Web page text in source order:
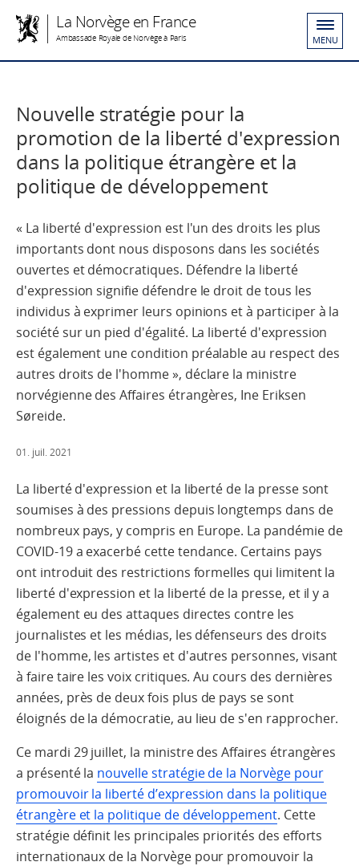
La Norvège en France
Ambassade Royale de Norvège à Paris MENU
Nouvelle stratégie pour la
promotion de la liberté d'expression
dans la politique étrangère et la
politique de développement
« La liberté d'expression est l'un des droits les plus
importants dont nous disposons dans les sociétés
ouvertes et démocratiques. Défendre la liberté
d'expression signifie défendre le droit de tous les
individus à exprimer leurs opinions et à participer à la
société sur un pied d'égalité. La liberté d'expression
est également une condition préalable au respect des
autres droits de l'homme », déclare la ministre
norvégienne des Affaires étrangères, Ine Eriksen
Søreide.
01. juil. 2021
La liberté d'expression et la liberté de la presse sont
soumises à des pressions depuis longtemps dans de
nombreux pays, y compris en Europe. La pandémie de
COVID-19 a exacerbé cette tendance. Certains pays
ont introduit des restrictions formelles qui limitent la
liberté d'expression et la liberté de la presse, et il y a
également eu des attaques directes contre les
journalistes et les médias, les défenseurs des droits
de l'homme, les artistes et d'autres personnes, visant
à faire taire les voix critiques. Au cours des dernières
années, près de deux fois plus de pays se sont
éloignés de la démocratie, au lieu de s'en rapprocher.
Ce mardi 29 juillet, la ministre des Affaires étrangères
a présenté la nouvelle stratégie de la Norvège pour
promouvoir la liberté d’expression dans la politique
étrangère et la politique de développement. Cette
stratégie définit les principales priorités des efforts
internationaux de la Norvège pour promouvoir la